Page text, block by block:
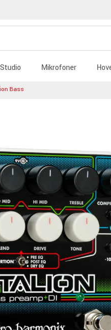
Studio Mikrofoner
Bass